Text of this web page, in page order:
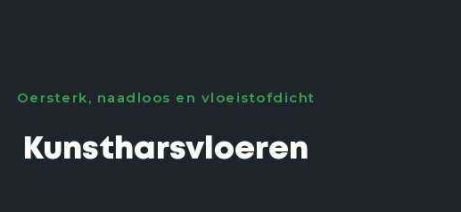
Oersterk, naadloos en vloeistofdicht
Kunstharsvloeren